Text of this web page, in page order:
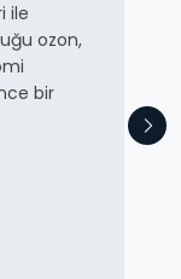
ile
ozon,
bir